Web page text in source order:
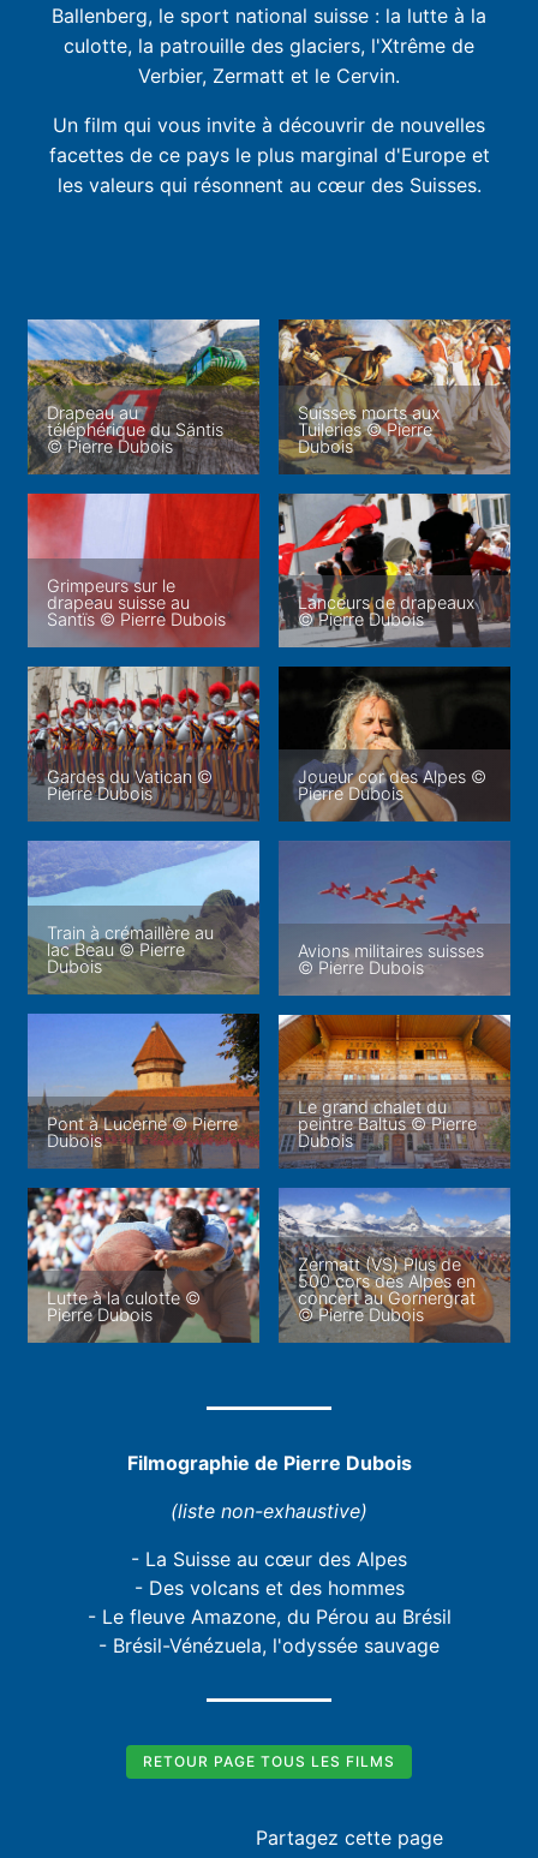
Ballenberg, le sport national suisse : la lutte à la
culotte, la patrouille des glaciers, l'Xtrême de
Verbier, Zermatt et le Cervin.
Un film qui vous invite à découvrir de nouvelles
facettes de ce pays le plus marginal d'Europe et
les valeurs qui résonnent au cœur des Suisses.
Drapeau au
téléphérique du Säntis
© Pierre Dubois
Suisses morts aux
Tuileries © Pierre
Dubois
Grimpeurs sur le
drapeau suisse au
Santïs © Pierre Dubois
Lanceurs de drapeaux
© Pierre Dubois
Gardes du Vatican ©
Pierre Dubois
Joueur cor des Alpes ©
Pierre Dubois
Train à crémaillère au
lac Beau © Pierre
Dubois
Avions militaires suisses
© Pierre Dubois
Pont à Lucerne © Pierre
Dubois
Le grand chalet du
peintre Baltus © Pierre
Dubois
Lutte à la culotte ©
Pierre Dubois
Zermatt (VS) Plus de
500 cors des Alpes en
concert au Gornergrat
© Pierre Dubois
Filmographie de Pierre Dubois
(liste non-exhaustive)
- La Suisse au cœur des Alpes
- Des volcans et des hommes
- Le fleuve Amazone, du Pérou au Brésil
- Brésil-Vénézuela, l'odyssée sauvage
RETOUR PAGE TOUS LES FILMS
Partagez cette page